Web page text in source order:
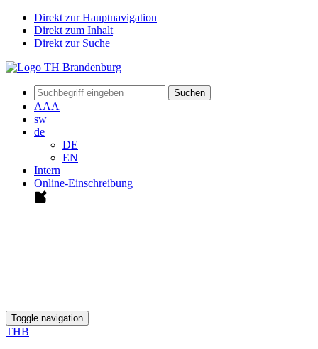
Direkt zur Hauptnavigation
Direkt zum Inhalt
Direkt zur Suche
Suchen
AAA
sw
de
DE
EN
Intern
Online-Einschreibung
Toggle navigation
THB